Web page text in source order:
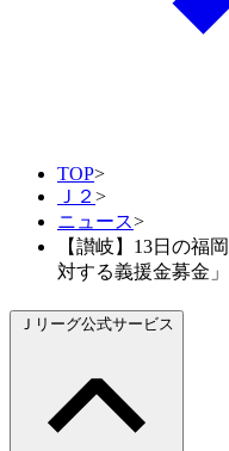
TOP>
Ｊ２ >
ニュース>
【讃岐】13日の福
対する義援金募金
Ｊリーグ公式サービス